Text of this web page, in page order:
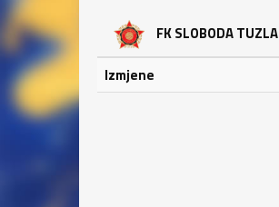
FK SLOBODA TUZLA
Izmjene